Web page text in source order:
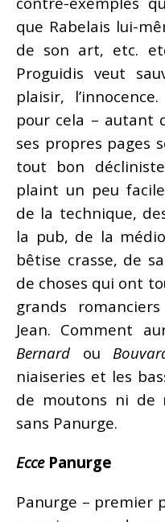
que Rabelais lui-
de son art, etc.
Proguidis veut
plaisir,
pour cela – autant
ses propres pages
tout bon
plaint un peu
de la technique,
la pub, de la
bêtise crasse, de
de choses qui ont
grands
Jean. Comment
Bernard ou
niaiseries et les
de moutons ni de
sans Panurge.
Ecce Panurge
Panurge – premier